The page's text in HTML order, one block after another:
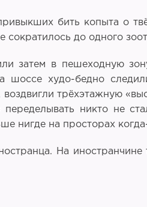
бить копыта о
сократилось до одного
затем в пешеходную
шоссе худо-бедно
трёхэтажную
никто не
нигде на просторах
На